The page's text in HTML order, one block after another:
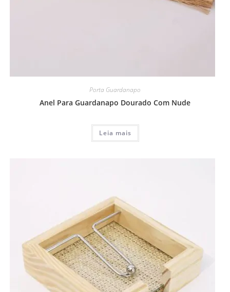
Porta Guardanapo
Anel Para Guardanapo Dourado Com Nude
Leia mais